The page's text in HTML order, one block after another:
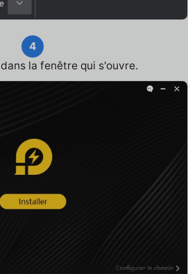
4
dans la fenêtre qui s'ouvre.